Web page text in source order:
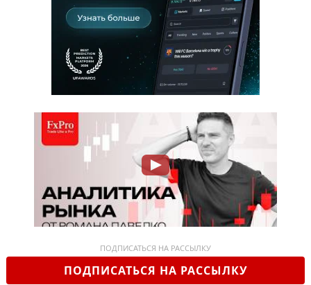
ПОДПИСАТЬСЯ НА РАССЫЛКУ
ПОДПИСАТЬСЯ НА РАССЫЛКУ